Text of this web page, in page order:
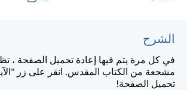
الشرح
في كل مرة يتم فيها إعادة تحميل الصفحة ،
مشجعة من الكتاب المقدس. انقر على زر "الآية
تحميل الصفحة!